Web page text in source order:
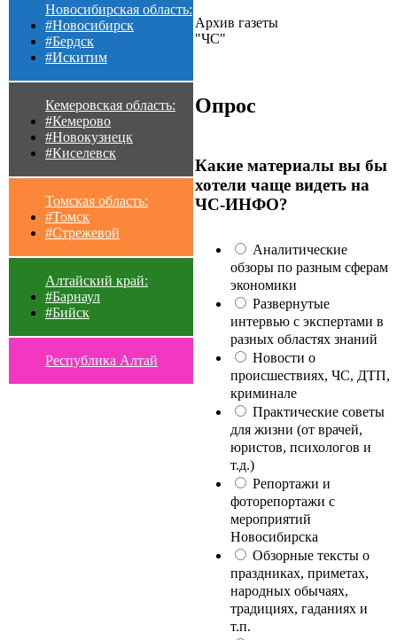
Новосибирская область:
#Новосибирск
#Бердск
#Искитим
Кемеровская область:
#Кемерово
#Новокузнецк
#Киселевск
Томская область:
#Томск
#Стрежевой
Алтайский край:
#Барнаул
#Бийск
Республика Алтай
Архив газеты
"ЧС"
Опрос
Какие материалы вы бы
хотели чаще видеть на
ЧС-ИНФО?
Аналитические
обзоры по разным сферам
экономики
Развернутые
интервью с экспертами в
разных областях знаний
Новости о
происшествиях, ЧС, ДТП,
криминале
Практические советы
для жизни (от врачей,
юристов, психологов и
т.д.)
Репортажи и
фоторепортажи с
мероприятий
Новосибирска
Обзорные тексты о
праздниках, приметах,
народных обычаях,
традициях, гаданиях и
т.п.